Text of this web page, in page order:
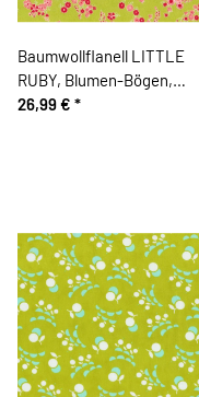
Baumwollflanell LITTLE
RUBY, Blumen-Bögen,
limette-lachsrosa, Moda
26,99 € *